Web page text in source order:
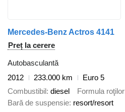
Mercedes-Benz Actros 4141
Preț la cerere
Autobasculantă
2012
233.000 km
Euro 5
Combustibil diesel Formula roţilor
Bară de suspensie resort/resort